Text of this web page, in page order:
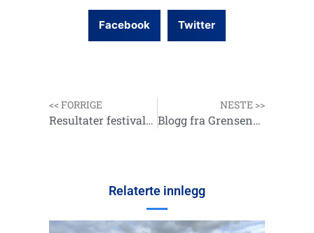
Facebook Twitter
<< FORRIGE
Resultater festivalene på Karmøy 2024
NESTE >>
Blogg fra Grensenappet 25 mai 2024
Relaterte innlegg